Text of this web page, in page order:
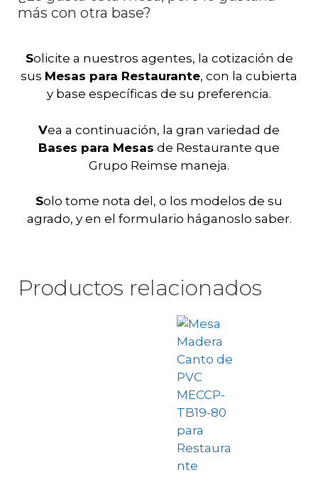
más con otra base?
Solicite a nuestros agentes, la cotización de
sus Mesas para Restaurante, con la cubierta
y base específicas de su preferencia.
Vea a continuación, la gran variedad de
Bases para Mesas de Restaurante que
Grupo Reimse maneja.
Solo tome nota del, o los modelos de su
agrado, y en el formulario háganoslo saber.
Productos relacionados